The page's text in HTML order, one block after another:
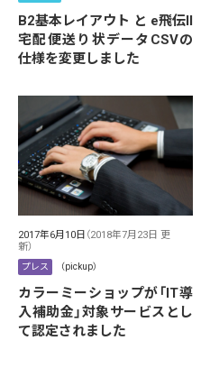
B2基本レイアウト と e飛伝II
宅配便送り状データCSVの
仕様を変更しました
2017年6月10日 （2018年7月23日 更
新）
プレス （pickup）
カラーミーショップが「IT導
入補助金」対象サービスとし
て認定されました